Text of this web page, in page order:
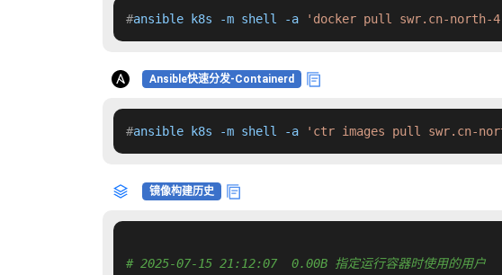
#ansible k8s -m shell -a 'docker pull swr.cn-north-
Ansible快速分发-Containerd
#ansible k8s -m shell -a 'ctr images pull swr.cn-
镜像构建历史
# 2025-07-15 21:12:07  0.00B 指定运行容器时使用的用户